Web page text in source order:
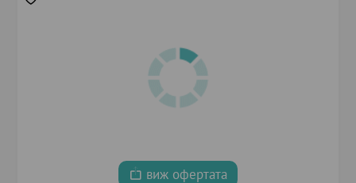
виж офертата